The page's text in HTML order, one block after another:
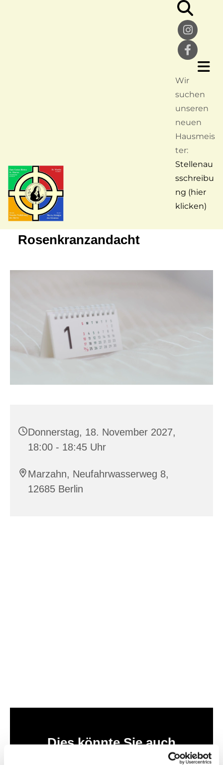
Wir
suchen
unseren
neuen
Hausmeis
ter:
Stellenau
sschreibu
ng (hier
klicken)
Rosenkranzandacht
Donnerstag, 18. November 2027,
18:00 - 18:45 Uhr
Marzahn, Neufahrwasserweg 8,
12685 Berlin
Dies könnte Sie auch